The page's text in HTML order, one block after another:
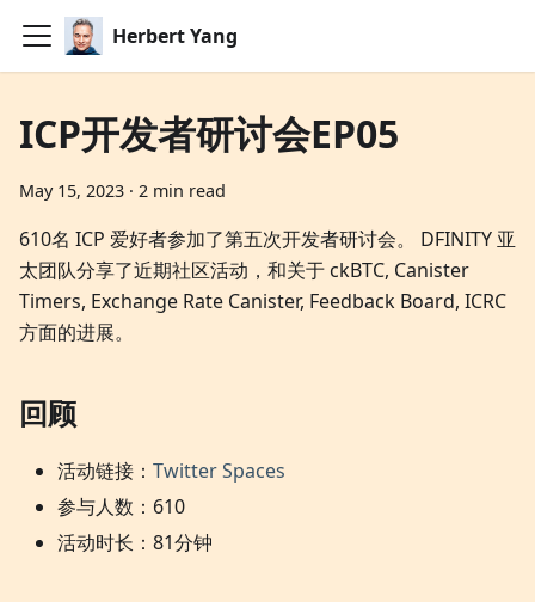
Herbert Yang
ICP开发者研讨会EP05
May 15, 2023 · 2 min read
610名 ICP 爱好者参加了第五次开发者研讨会。 DFINITY 亚
太团队分享了近期社区活动，和关于 ckBTC, Canister
Timers, Exchange Rate Canister, Feedback Board, ICRC
方面的进展。
回顾
活动链接： Twitter Spaces
参与人数：610
活动时长：81分钟